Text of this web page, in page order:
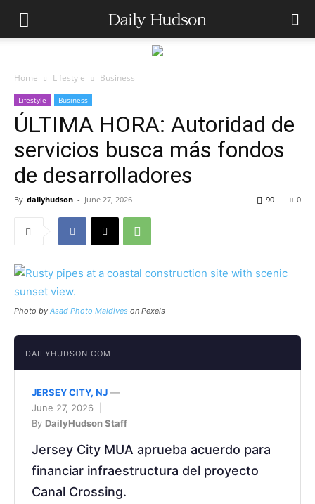
Home Lifestyle Business
Lifestyle Business
ÚLTIMA HORA: Autoridad de
servicios busca más fondos
de desarrolladores
By dailyhudson - June 27, 2026 0
90
Photo by Asad Photo Maldives on Pexels
DAILYHUDSON.COM
JERSEY CITY, NJ —
June 27, 2026 |
By DailyHudson Staff
Jersey City MUA aprueba acuerdo para
financiar infraestructura del proyecto
Canal Crossing.